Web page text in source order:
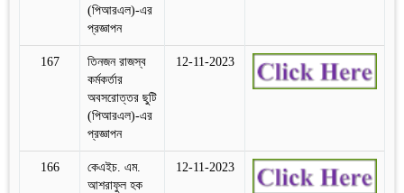
(পিআরএল)-এর
প্রজ্ঞাপন
167
তিনজন রাজস্ব
কর্মকর্তার
অবসরোত্তর ছুটি
(পিআরএল)-এর
প্রজ্ঞাপন
12-11-2023
166
কেএইচ. এম.
আশরাফুল হক
12-11-2023